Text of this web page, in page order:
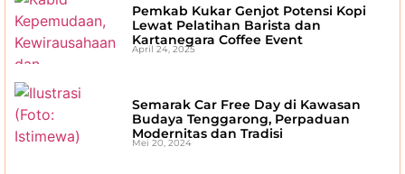
Pemkab Kukar Genjot Potensi Kopi
Lewat Pelatihan Barista dan
Kartanegara Coffee Event
April 24, 2025
Semarak Car Free Day di Kawasan
Budaya Tenggarong, Perpaduan
Modernitas dan Tradisi
Mei 20, 2024